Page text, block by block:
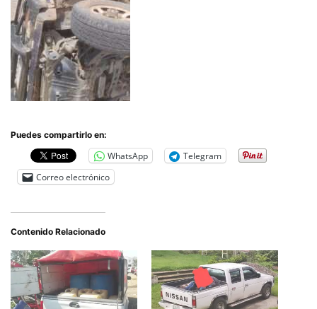
Puedes compartirlo en:
WhatsApp
Telegram
Correo electrónico
Contenido Relacionado